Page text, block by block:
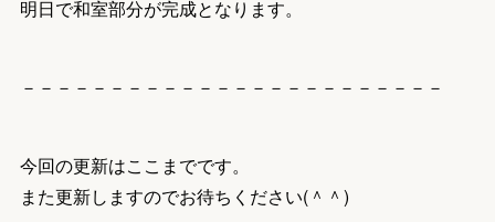
明日で和室部分が完成となります。
－－－－－－－－－－－－－－－－－－－－－－－－
今回の更新はここまでです。
また更新しますのでお待ちください(＾＾)